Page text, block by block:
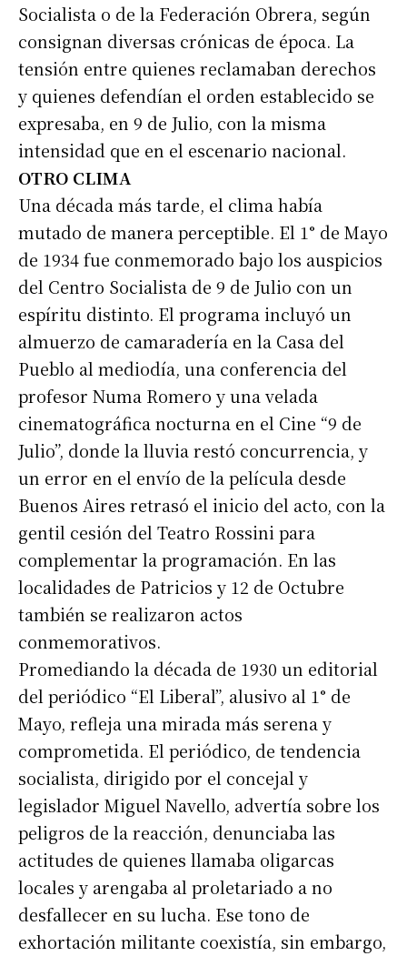
Socialista o de la Federación Obrera, según
consignan diversas crónicas de época. La
tensión entre quienes reclamaban derechos
y quienes defendían el orden establecido se
expresaba, en 9 de Julio, con la misma
intensidad que en el escenario nacional.
OTRO CLIMA
Una década más tarde, el clima había
mutado de manera perceptible. El 1° de Mayo
de 1934 fue conmemorado bajo los auspicios
del Centro Socialista de 9 de Julio con un
espíritu distinto. El programa incluyó un
almuerzo de camaradería en la Casa del
Pueblo al mediodía, una conferencia del
profesor Numa Romero y una velada
cinematográfica nocturna en el Cine “9 de
Julio”, donde la lluvia restó concurrencia, y
un error en el envío de la película desde
Buenos Aires retrasó el inicio del acto, con la
gentil cesión del Teatro Rossini para
complementar la programación. En las
localidades de Patricios y 12 de Octubre
también se realizaron actos
conmemorativos.
Promediando la década de 1930 un editorial
del periódico “El Liberal”, alusivo al 1° de
Mayo, refleja una mirada más serena y
comprometida. El periódico, de tendencia
socialista, dirigido por el concejal y
legislador Miguel Navello, advertía sobre los
peligros de la reacción, denunciaba las
actitudes de quienes llamaba oligarcas
locales y arengaba al proletariado a no
desfallecer en su lucha. Ese tono de
exhortación militante coexistía, sin embargo,